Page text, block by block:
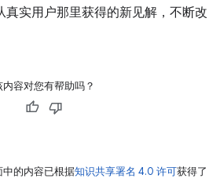
真实用户那里获得的新见解，不断改
内容对您有帮助吗？
的内容已根据知识共享署名 4.0 许可获得了